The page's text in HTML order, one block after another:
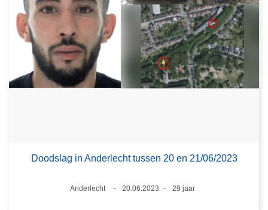
Doodslag in Anderlecht tussen 20 en 21/06/2023
Plaats
Anderlecht
20.06.2023
29 jaar